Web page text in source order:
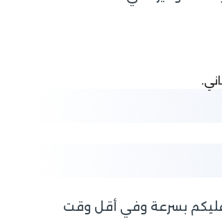
بسرعة وفي أقل وقت